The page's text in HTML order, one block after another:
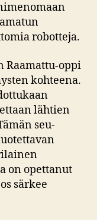
robotteja.
Raamattu-oppi
kohteena.
lähtien
seu­
on opettanut
särkee